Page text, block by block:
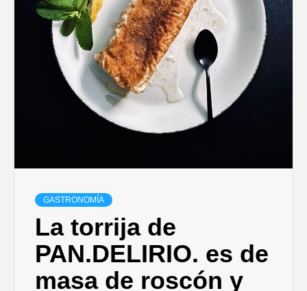
DISEÑO…
GASTRONOMÍA
La torrija de
PAN.DELIRIO. es de
masa de roscón y